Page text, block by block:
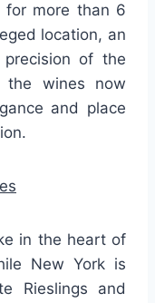
for more than 6
location, an
of the
the wines now
and place
in the heart of
New York is
Rieslings and